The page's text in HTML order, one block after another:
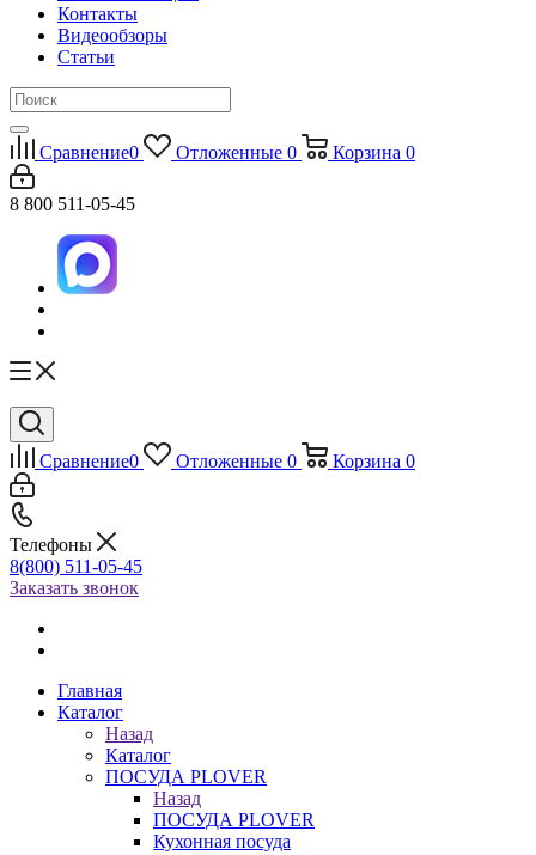
Контакты
Видеообзоры
Статьи
Сравнение0 Отложенные 0 Корзина 0
8 800 511-05-45
Сравнение0 Отложенные 0 Корзина 0
Телефоны
8(800) 511-05-45
Заказать звонок
Главная
Каталог
Назад
Каталог
ПОСУДА PLOVER
Назад
ПОСУДА PLOVER
Кухонная посуда